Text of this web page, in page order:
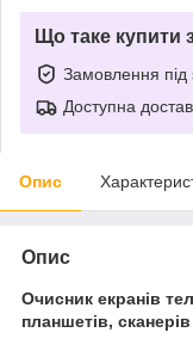
Що таке купити
Замовлення під
Доступна
Опис
Опис
Очисник екранів
планшетів,